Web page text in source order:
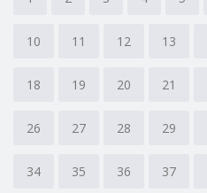
10 11 12 13
18 19 20 21
26 27 28 29
34 35 36 37